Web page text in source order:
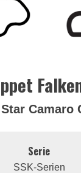
Camaro
Serie
SSK-Serien